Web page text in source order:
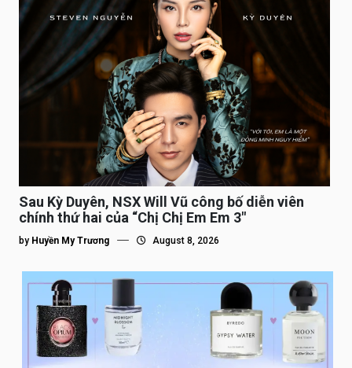
Sau Kỳ Duyên, NSX Will Vũ công bố diễn viên
chính thứ hai của “Chị Chị Em Em 3″
by Huyền My Trương August 8, 2026